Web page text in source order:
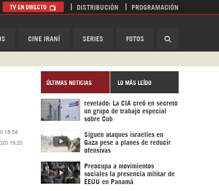
CINE IRANÍ SERIES FOTOS
TV EN DIRECTO DISTRIBUCIÓN PROGRAMACIÓN
18:54
19:20
ÚLTIMAS NOTICIAS LO MÁS LEÍDO
revelado: La CIA creó en secreto
un grupo de trabajo especial
sobre Cub
Siguen ataques israelíes en
Gaza pese a planes de reducir
ofensivas
Preocupa a movimientos
sociales la presencia militar de
EEUU en Panamá